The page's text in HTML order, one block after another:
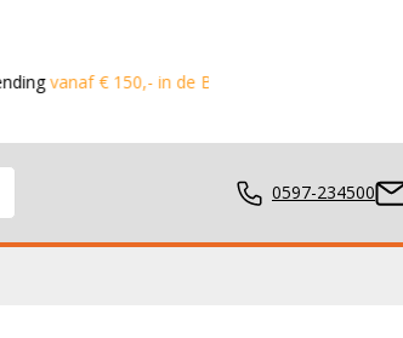
€ 150,- in de Benelux
0597-234500